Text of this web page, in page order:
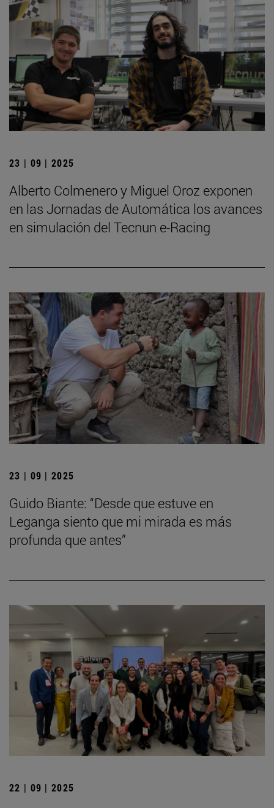
23 | 09 | 2025
Alberto Colmenero y Miguel Oroz exponen
en las Jornadas de Automática los avances
en simulación del Tecnun e-Racing
23 | 09 | 2025
Guido Biante: “Desde que estuve en
Leganga siento que mi mirada es más
profunda que antes”
22 | 09 | 2025